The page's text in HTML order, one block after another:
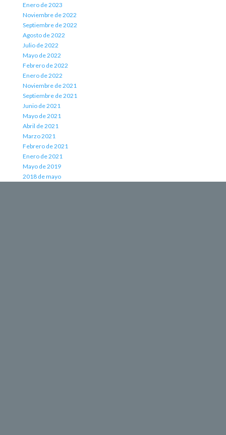
Enero de 2023
Noviembre de 2022
Septiembre de 2022
Agosto de 2022
Julio de 2022
Mayo de 2022
Febrero de 2022
Enero de 2022
Noviembre de 2021
Septiembre de 2021
Junio de 2021
Mayo de 2021
Abril de 2021
Marzo 2021
Febrero de 2021
Enero de 2021
Mayo de 2019
2018 de mayo